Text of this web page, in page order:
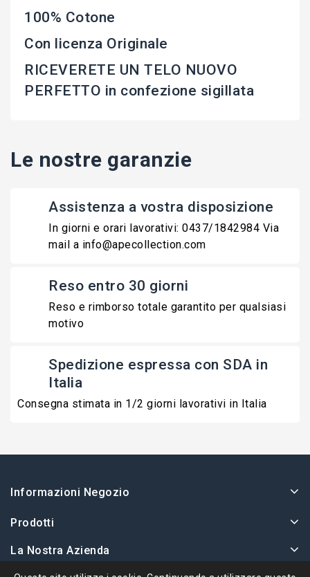
100% Cotone
Con licenza Originale
RICEVERETE UN TELO NUOVO
PERFETTO in confezione sigillata
Le nostre garanzie
Assistenza a vostra disposizione
In giorni e orari lavorativi: 0437/1842984 Via
mail a info@apecollection.com
Reso entro 30 giorni
Reso e rimborso totale garantito per qualsiasi
motivo
Spedizione espressa con SDA in
Italia
Consegna stimata in 1/2 giorni lavorativi in Italia
Informazioni Negozio
Prodotti
La Nostra Azienda